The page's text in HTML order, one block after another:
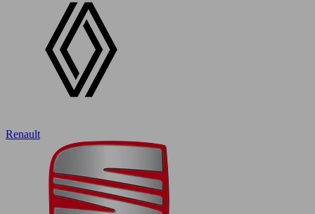
Renault